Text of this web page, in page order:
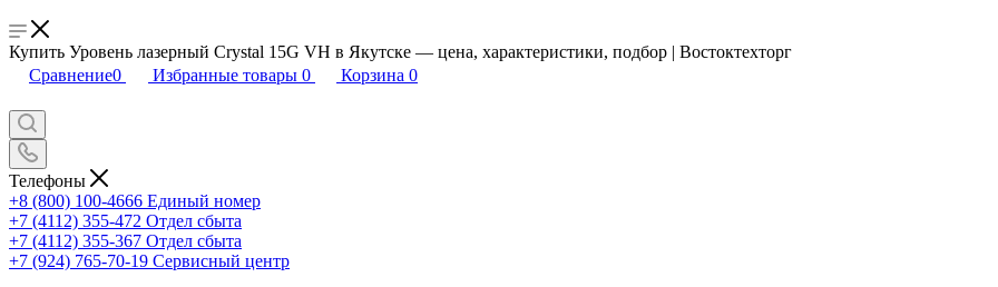
Купить Уровень лазерный Crystal 15G VH в Якутске — цена, характеристики, подбор | Востоктехторг
Сравнение0 Избранные товары 0 Корзина 0
Телефоны
+8 (800) 100-4666 Единый номер
+7 (4112) 355-472 Отдел сбыта
+7 (4112) 355-367 Отдел сбыта
+7 (924) 765-70-19 Сервисный центр